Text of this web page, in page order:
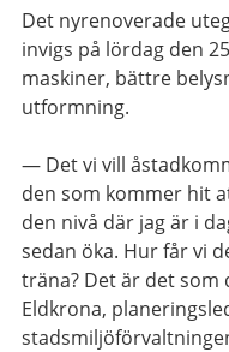
Det nyrenoverade
invigs på lördag den
maskiner, bättre
utformning.
— Det vi vill
den som kommer hit
den nivå där jag är i
sedan öka. Hur får vi
träna? Det är det som
Eldkrona,